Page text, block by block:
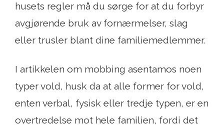
husets regler må du sørge for at du forbyr
avgjørende bruk av fornærmelser, slag
eller trusler blant dine familiemedlemmer.
I artikkelen om mobbing asentamos noen
typer vold, husk da at alle former for vold,
enten verbal, fysisk eller tredje typen, er en
overtredelse mot hele familien, fordi det